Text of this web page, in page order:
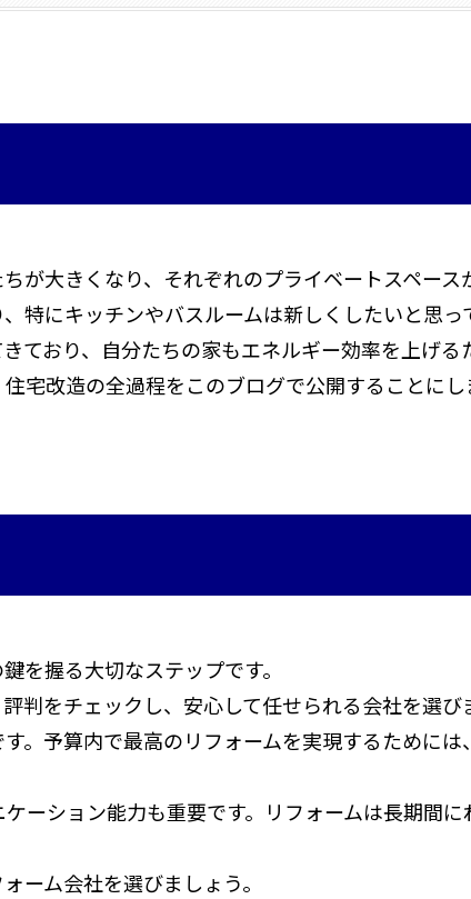
が大きくなり、それぞれのプライベートスペース
特にキッチンやバスルームは新しくしたいと思っ
ており、自分たちの家もエネルギー効率を上げる
宅改造の全過程をこのブログで公開することにし
を握る大切なステップです。
判をチェックし、安心して任せられる会社を選び
。予算内で最高のリフォームを実現するために
ーション能力も重要です。リフォームは長期間
ーム会社を選びましょう。